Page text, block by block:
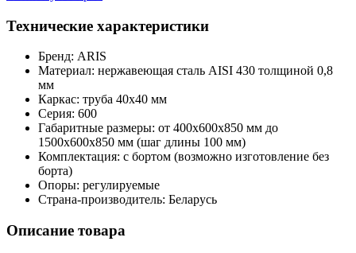
Технические характеристики
Бренд: ARIS
Материал: нержавеющая сталь AISI 430 толщиной 0,8
мм
Каркас: труба 40х40 мм
Серия: 600
Габаритные размеры: от 400х600х850 мм до
1500х600х850 мм (шаг длины 100 мм)
Комплектация: с бортом (возможно изготовление без
борта)
Опоры: регулируемые
Страна-производитель: Беларусь
Описание товара